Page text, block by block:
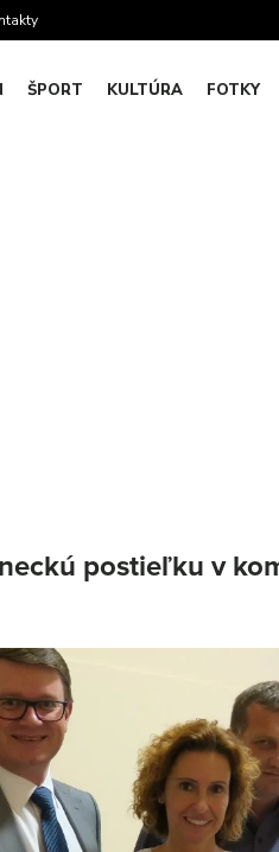
ŠPORT KULTÚRA FOTKY
postieľku v